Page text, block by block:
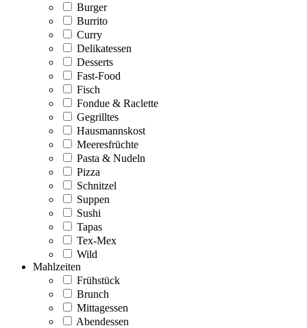
Burger
Burrito
Curry
Delikatessen
Desserts
Fast-Food
Fisch
Fondue & Raclette
Gegrilltes
Hausmannskost
Meeresfrüchte
Pasta & Nudeln
Pizza
Schnitzel
Suppen
Sushi
Tapas
Tex-Mex
Wild
Mahlzeiten
Frühstück
Brunch
Mittagessen
Abendessen